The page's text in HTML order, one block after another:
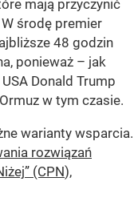
mają przyczynić
środę premier
48 godzin
ponieważ – jak
Donald Trump
w tym czasie.
warianty wsparcia.
rozwiązań
(CPN),